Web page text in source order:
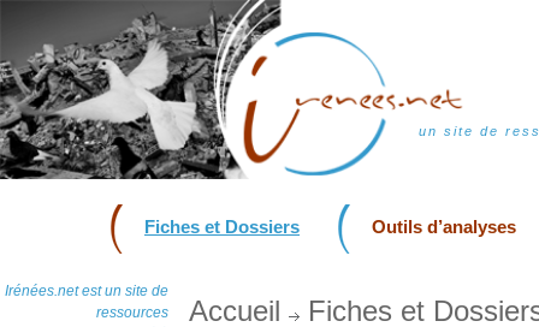
un site de
Fiches et Dossiers Outils d’analyses
Irénées.net est un site de
ressources
Accueil Fiches et